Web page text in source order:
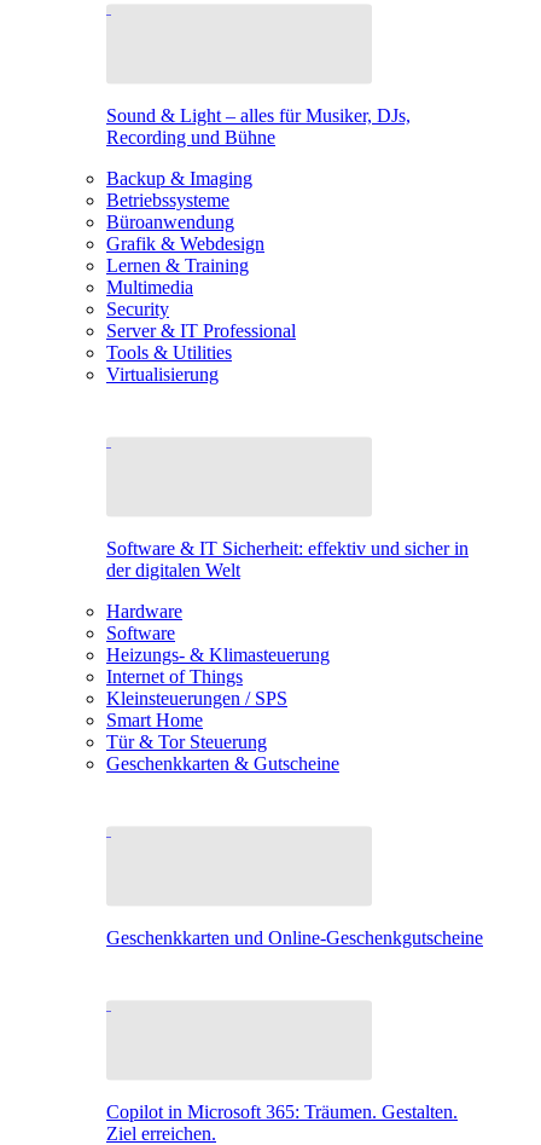
Sound & Light – alles für Musiker, DJs,
Recording und Bühne
Backup & Imaging
Betriebssysteme
Büroanwendung
Grafik & Webdesign
Lernen & Training
Multimedia
Security
Server & IT Professional
Tools & Utilities
Virtualisierung
Software & IT Sicherheit: effektiv und sicher in
der digitalen Welt
Hardware
Software
Heizungs- & Klimasteuerung
Internet of Things
Kleinsteuerungen / SPS
Smart Home
Tür & Tor Steuerung
Geschenkkarten & Gutscheine
Geschenkkarten und Online-Geschenkgutscheine
Copilot in Microsoft 365: Träumen. Gestalten.
Ziel erreichen.